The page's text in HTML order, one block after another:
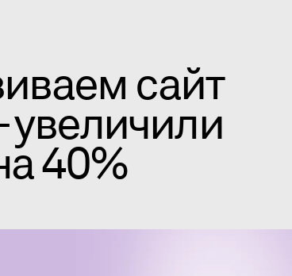
сайт
40%